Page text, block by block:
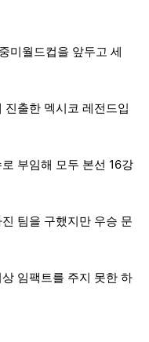
미월드컵을 앞두고 세
출한 멕시코 레전드입
부임해 모두 본선 16강
팀을 구했지만 우승 문
임팩트를 주지 못한 하